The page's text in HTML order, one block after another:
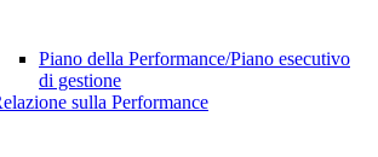
Piano della Performance/Piano esecutivo
di gestione
sulla Performance